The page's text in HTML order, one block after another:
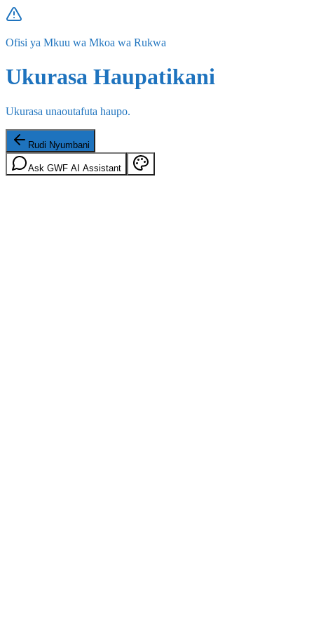
Ofisi ya Mkuu wa Mkoa wa Rukwa
Ukurasa Haupatikani
Ukurasa unaoutafuta haupo.
Rudi Nyumbani
Ask GWF AI Assistant